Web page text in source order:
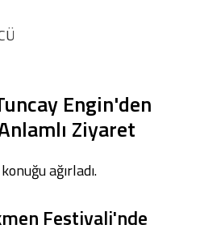
Engin'den
Ziyaret
ağırladı.
Festivali'nde